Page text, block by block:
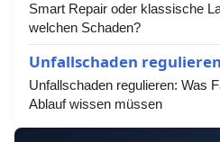
Smart Repair oder klassische
welchen Schaden?
Unfallschaden regulieren
Unfallschaden regulieren: Was
Ablauf wissen müssen